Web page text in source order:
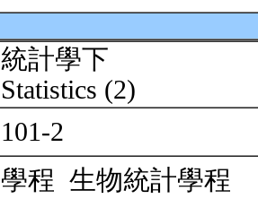
統計學下
Statistics (2)
101-2
學程 生物統計學程